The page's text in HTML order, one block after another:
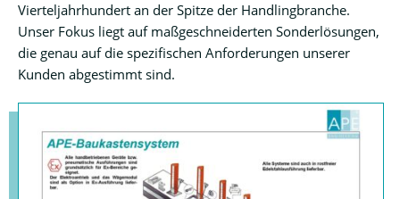
Vierteljahrhundert an der Spitze der Handlingbranche.
Unser Fokus liegt auf maßgeschneiderten Sonderlösungen,
die genau auf die spezifischen Anforderungen unserer
Kunden abgestimmt sind.